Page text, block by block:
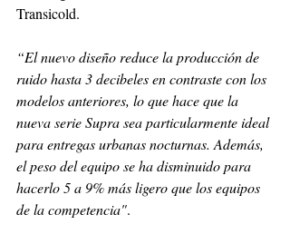
Transicold.
“El nuevo diseño reduce la producción de
ruido hasta 3 decibeles en contraste con los
modelos anteriores, lo que hace que la
nueva serie Supra sea particularmente ideal
para entregas urbanas nocturnas. Además,
el peso del equipo se ha disminuido para
hacerlo 5 a 9% más ligero que los equipos
de la competencia".